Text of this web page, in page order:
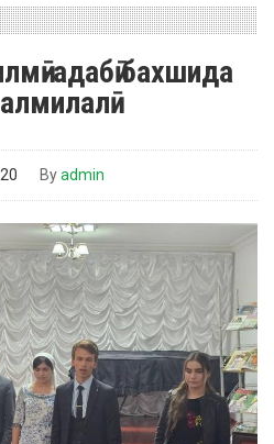
адабӣ бахшида
Byadmin